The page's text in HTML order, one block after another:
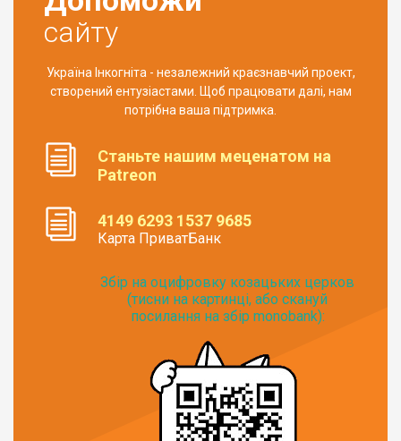
сайту
Україна Інкогніта - незалежний краєзнавчий проект,
створений ентузіастами. Щоб працювати далі, нам
потрібна ваша підтримка.
Станьте нашим меценатом на
Patreon
4149 6293 1537 9685
Карта ПриватБанк
Збір на оцифровку козацьких церков
(тисни на картинці, або скануй
посилання на збір monobank):